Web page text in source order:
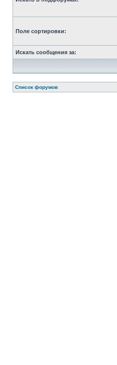
Поле сортировки:
Искать сообщения за:
Список форумов